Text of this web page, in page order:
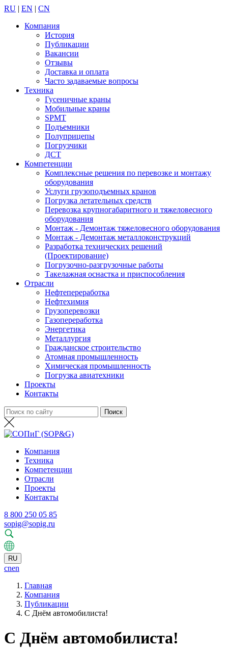
RU | EN | CN
Компания
История
Публикации
Вакансии
Отзывы
Доставка и оплата
Часто задаваемые вопросы
Техника
Гусеничные краны
Мобильные краны
SPMT
Подъемники
Полуприцепы
Погрузчики
ДСТ
Компетенции
Комплексные решения по перевозке и монтажу
оборудования
Услуги грузоподъемных кранов
Погрузка летательных средств
Перевозка крупногабаритного и тяжеловесного
оборудования
Монтаж - Демонтаж тяжеловесного оборудования
Монтаж - Демонтаж металлоконструкций
Разработка технических решений
(Проектирование)
Погрузочно-разгрузочные работы
Такелажная оснастка и приспособления
Отрасли
Нефтепереработка
Нефтехимия
Грузоперевозки
Газопереработка
Энергетика
Металлургия
Гражданское строительство
Атомная промышленность
Химическая промышленность
Погрузка авиатехники
Проекты
Контакты
Компания
Техника
Компетенции
Отрасли
Проекты
Контакты
8 800 250 05 85
sopig@sopig.ru
RU
cnen
Главная
Компания
Публикации
С Днём автомобилиста!
С Днём автомобилиста!